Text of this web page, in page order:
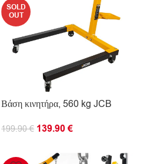
SOLD
OUT
Βάση κινητήρα, 560 kg JCB
199.90€ 139.90€